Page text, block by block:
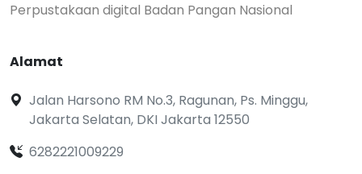
Perpustakaan digital Badan Pangan Nasional
Alamat
Jalan Harsono RM No.3, Ragunan, Ps. Minggu,
Jakarta Selatan, DKI Jakarta 12550
6282221009229